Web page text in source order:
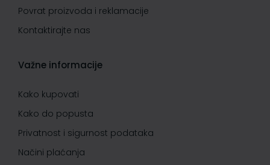
Povrat proizvoda i reklamacije
Kontaktirajte nas
Važne informacije
Kako kupovati
Kako do popusta
Privatnost i sigurnost podataka
Načini plaćanja